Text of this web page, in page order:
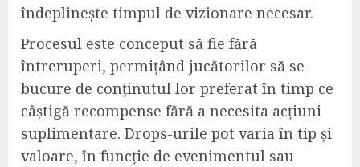
îndeplinește timpul de vizionare necesar.
Procesul este conceput să fie fără
întreruperi, permițând jucătorilor să se
bucure de conținutul lor preferat în timp ce
câștigă recompense fără a necesita acțiuni
suplimentare. Drops-urile pot varia în tip și
valoare, în funcție de evenimentul sau